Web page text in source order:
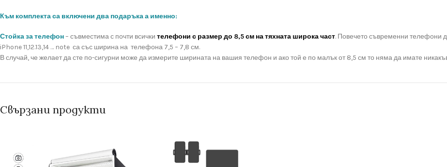
Към комплекта са включени два подаръка а именно:
Стойка за телефон– съвместима с почти всички телефони с размер до 8,5 см на тяхната широка част. Повечето съвременни телефони
iPhone 11,12.13,14 … note са със ширина на телефона 7,5 – 7,8 см.
В случай, че желает да сте по-сигурни може да измерите ширината на вашия телефон и ако той е по малък от 8,5 см то няма да имате
Свързани продукти